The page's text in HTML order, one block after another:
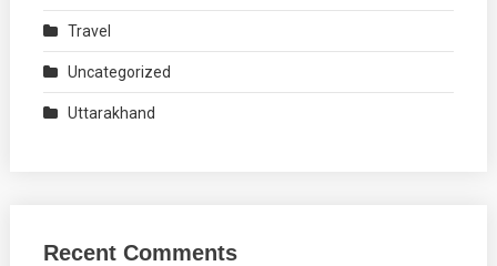
Travel
Uncategorized
Uttarakhand
Recent Comments